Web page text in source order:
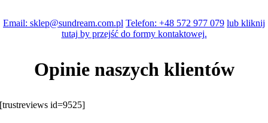
Email: sklep@sundream.com.pl Telefon: +48 572 977 079 lub kliknij
tutaj by przejść do formy kontaktowej.
Opinie naszych klientów
[trustreviews id=9525]